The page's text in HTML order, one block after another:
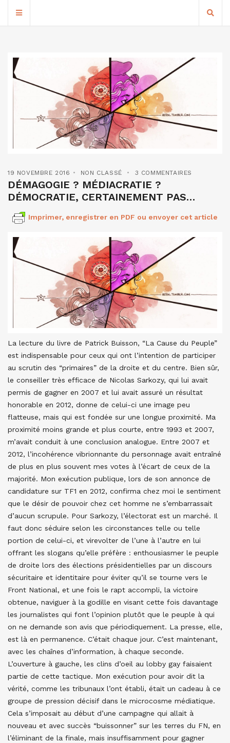
19 NOVEMBRE 2016 NON CLASSÉ 3 COMMENTAIRES
DÉMAGOGIE ? MÉDIACRATIE ?
DÉMOCRATIE, CERTAINEMENT PAS…
Imprimer, enregistrer en PDF ou envoyer cet article
La lecture du livre de Patrick Buisson, “La Cause du Peuple”
est indispensable pour ceux qui ont l’intention de participer
au scrutin des “primaires” de la droite et du centre. Bien sûr,
le conseiller très efficace de Nicolas Sarkozy, qui lui avait
permis de gagner en 2007 et lui avait assuré un résultat
honorable en 2012, donne de celui-ci une image peu
flatteuse, mais qui est fondée sur une longue proximité. Ma
proximité moins grande et plus courte, entre 1993 et 2007,
m’avait conduit à une conclusion analogue. Entre 2007 et
2012, l’incohérence vibrionnante du personnage avait entraîné
de plus en plus souvent mes votes à l’écart de ceux de la
majorité. Mon exécution publique, lors de son annonce de
candidature sur TF1 en 2012, confirma chez moi le sentiment
que le désir de pouvoir chez cet homme ne s’embarrassait
d’aucun scrupule. Pour Sarkozy, l’électorat est un marché. Il
faut donc séduire selon les circonstances telle ou telle
portion de celui-ci, et virevolter de l’une à l’autre en lui
offrant les slogans qu’elle préfère : enthousiasmer le peuple
de droite lors des élections présidentielles par un discours
sécuritaire et identitaire pour éviter qu’il se tourne vers le
Front National, et une fois le rapt accompli, la victoire
obtenue, naviguer à la godille en visant cette fois davantage
les journalistes qui font l’opinion plutôt que le peuple à qui
on ne demande son avis que périodiquement. La presse, elle,
est là en permanence. C’était chaque jour. C’est maintenant,
avec les chaînes d’information, à chaque seconde.
L’ouverture à gauche, les clins d’oeil au lobby gay faisaient
partie de cette tactique. Mon exécution pour avoir dit la
vérité, comme les tribunaux l’ont établi, était un cadeau à ce
groupe de pression décisif dans le microcosme médiatique.
Cela s’imposait au début d’une campagne qui allait à
nouveau et avec succès “buissonner” sur les terres du FN, en
l’éliminant de la finale, mais insuffisamment pour gagner